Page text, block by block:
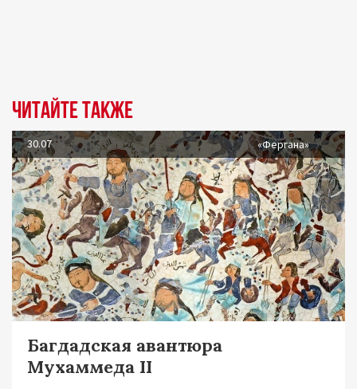
Читайте также
30.07 «Фергана»
Багдадская авантюра
Мухаммеда II